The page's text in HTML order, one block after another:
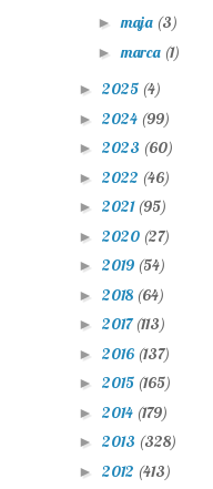
►maja (3)
► marca (1)
► 2025 (4)
► 2024 (99)
► 2023 (60)
► 2022 (46)
► 2021 (95)
► 2020 (27)
► 2019 (54)
► 2018 (64)
► 2017(113)
► 2016 (137)
► 2015 (165)
► 2014 (179)
► 2013 (328)
► 2012 (413)